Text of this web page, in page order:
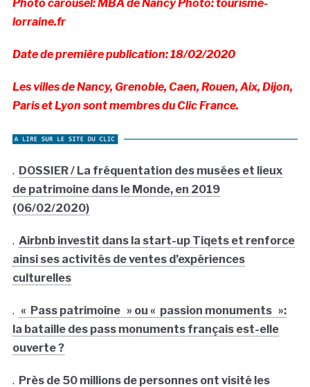
Photo carousel: MBA de Nancy Photo: tourisme-
lorraine.fr
Date de première publication: 18/02/2020
Les villes de Nancy, Grenoble, Caen, Rouen, Aix, Dijon,
Paris et Lyon sont membres du Clic France.
. DOSSIER / La fréquentation des musées et lieux
de patrimoine dans le Monde, en 2019
(06/02/2020)
. Airbnb investit dans la start-up Tiqets et renforce
ainsi ses activités de ventes d’expériences
culturelles
. « Pass patrimoine » ou « passion monuments »:
la bataille des pass monuments français est-elle
ouverte ?
. Près de 50 millions de personnes ont visité les